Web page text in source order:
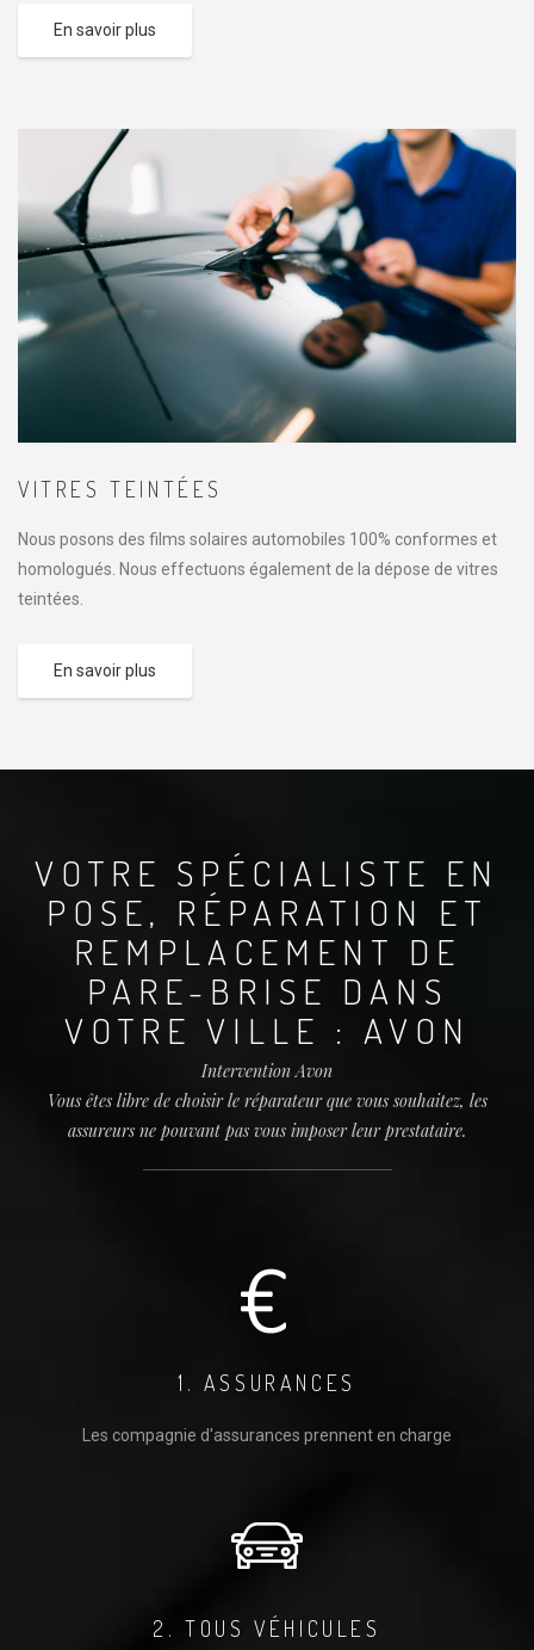
En savoir plus
VITRES TEINTÉES
Nous posons des films solaires automobiles 100% conformes et
homologués. Nous effectuons également de la dépose de vitres
teintées.
En savoir plus
VOTRE SPÉCIALISTE EN
POSE, RÉPARATION ET
REMPLACEMENT DE
PARE-BRISE DANS
VOTRE VILLE : AVON
Intervention Avon
Vous êtes libre de choisir le réparateur que vous souhaitez, les
assureurs ne pouvant pas vous imposer leur prestataire.
1. ASSURANCES
Les compagnie d'assurances prennent en charge
2. TOUS VÉHICULES